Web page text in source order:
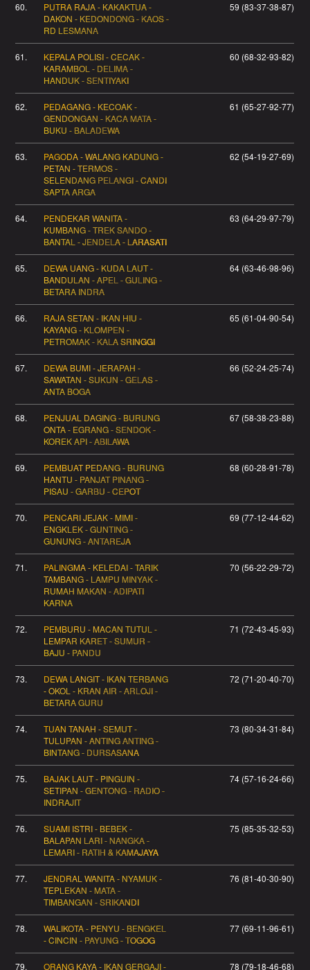
60.
PUTRA RAJA - KAKAKTUA -
DAKON - KEDONDONG - KAOS -
RD LESMANA
59 (83-37-38-87)
61.
KEPALA POLISI - CECAK -
KARAMBOL - DELIMA -
HANDUK - SENTIYAKI
60 (68-32-93-82)
62.
PEDAGANG - KECOAK -
GENDONGAN - KACA MATA -
BUKU - BALADEWA
61 (65-27-92-77)
63.
PAGODA - WALANG KADUNG -
PETAN - TERMOS -
SELENDANG PELANGI - CANDI
SAPTA ARGA
62 (54-19-27-69)
64.
PENDEKAR WANITA -
KUMBANG - TREK SANDO -
BANTAL - JENDELA - LARASATI
63 (64-29-97-79)
65.
DEWA UANG - KUDA LAUT -
BANDULAN - APEL - GULING -
BETARA INDRA
64 (63-46-98-96)
66.
RAJA SETAN - IKAN HIU -
KAYANG - KLOMPEN -
PETROMAK - KALA SRINGGI
65 (61-04-90-54)
67.
DEWA BUMI - JERAPAH -
SAWATAN - SUKUN - GELAS -
ANTA BOGA
66 (52-24-25-74)
68.
PENJUAL DAGING - BURUNG
ONTA - EGRANG - SENDOK -
KOREK API - ABILAWA
67 (58-38-23-88)
69.
PEMBUAT PEDANG - BURUNG
HANTU - PANJAT PINANG -
PISAU - GARBU - CEPOT
68 (60-28-91-78)
70.
PENCARI JEJAK - MIMI -
ENGKLEK - GUNTING -
GUNUNG - ANTAREJA
69 (77-12-44-62)
71.
PALINGMA - KELEDAI - TARIK
TAMBANG - LAMPU MINYAK -
RUMAH MAKAN - ADIPATI
KARNA
70 (56-22-29-72)
72.
PEMBURU - MACAN TUTUL -
LEMPAR KARET - SUMUR -
BAJU - PANDU
71 (72-43-45-93)
73.
DEWA LANGIT - IKAN TERBANG
- OKOL - KRAN AIR - ARLOJI -
BETARA GURU
72 (71-20-40-70)
74.
TUAN TANAH - SEMUT -
TULUPAN - ANTING ANTING -
BINTANG - DURSASANA
73 (80-34-31-84)
75.
BAJAK LAUT - PINGUIN -
SETIPAN - GENTONG - RADIO -
INDRAJIT
74 (57-16-24-66)
76.
SUAMI ISTRI - BEBEK -
BALAPAN LARI - NANGKA -
LEMARI - RATIH & KAMAJAYA
75 (85-35-32-53)
77.
JENDRAL WANITA - NYAMUK -
TEPLEKAN - MATA -
TIMBANGAN - SRIKANDI
76 (81-40-30-90)
78.
WALIKOTA - PENYU - BENGKEL
- CINCIN - PAYUNG - TOGOG
77 (69-11-96-61)
79. ORANG KAYA - IKAN GERGAJI - 78 (79-18-46-68)